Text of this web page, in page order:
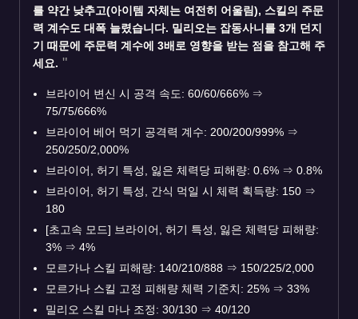
를 약간 낮추고(아이템 자체는 여전히 어울림), 스킬의 주문
력 계수도 대폭 늘렸습니다. 밀리오는 잡동사니를 3개 던지
기 때문에 주문력 계수에 3배로 영향을 받는 점을 참고해 주
세요.
브라이어 변신 시 공격 속도: 60/60/666% ⇒
75/75/666%
브라이어 베어 먹기 공격력 계수: 200/200/999% ⇒
250/250/2,000%
브라이어, 허기 특성, 잃은 체력당 피해량: 0.6% ⇒ 0.8%
브라이어, 허기 특성, 간식 먹일 시 체력 획득량: 150 ⇒
180
[초고속 모드] 브라이어, 허기 특성, 잃은 체력당 피해량:
3% ⇒ 4%
모르가나 스킬 피해량: 140/210/888 ⇒ 150/225/2,000
모르가나 스킬 고정 피해량 체력 기준치: 25% ⇒ 33%
밀리오 스킬 마나 조정: 30/130 ⇒ 40/120